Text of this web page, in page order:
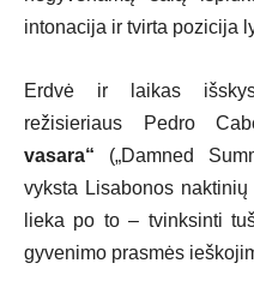
intonacija ir tvirta pozicija
Erdvė ir laikas
režisieriaus Pedro
vasara“ („Damned
vyksta Lisabonos
lieka po to – tvinksinti
gyvenimo prasmės